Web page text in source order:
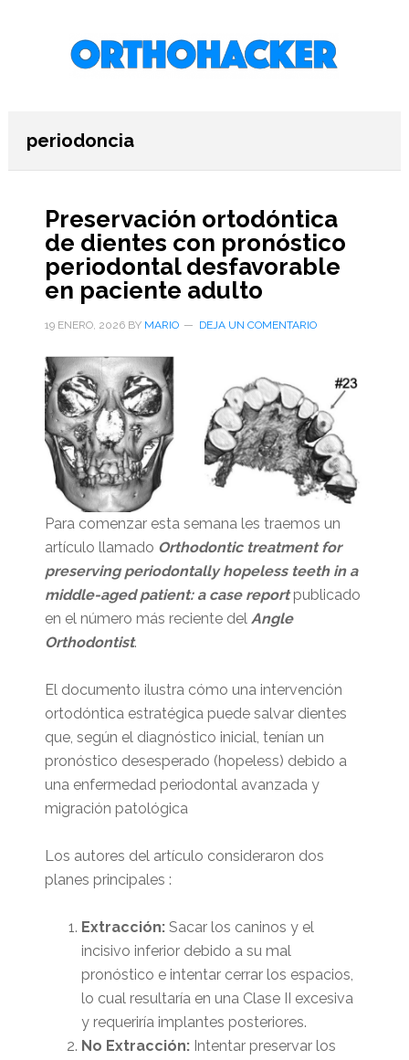
periodoncia
Preservación ortodóntica
de dientes con pronóstico
periodontal desfavorable
en paciente adulto
19 ENERO, 2026BY MARIO DEJA UN COMENTARIO
Para comenzar esta semana les traemos un
artículo llamado Orthodontic treatment for
preserving periodontally hopeless teeth in a
middle-aged patient: a case reportpublicado
en el número más reciente del Angle
Orthodontist.
El documento ilustra cómo una intervención
ortodóntica estratégica puede salvar dientes
que, según el diagnóstico inicial, tenían un
pronóstico desesperado (hopeless) debido a
una enfermedad periodontal avanzada y
migración patológica
Los autores del artículo consideraron dos
planes principales :
Extracción:Sacar los caninos y el
incisivo inferior debido a su mal
pronóstico e intentar cerrar los espacios,
lo cual resultaría en una Clase II excesiva
y requeriría implantes posteriores.
No Extracción:Intentar preservar los